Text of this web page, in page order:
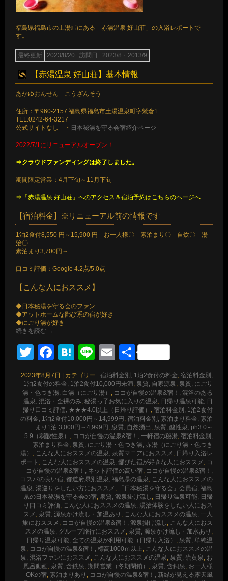
福島県福島市の土湯峠にある「赤湯温泉 好山荘」の入浴レポートで
す。
最終更新 2023/8/20 訪問日 2023/8・2013/9
【赤湯温泉 好山荘】基本情報
あかゆおんせん こうざんそう
住所：〒960-2157 福島県福島市土湯温泉町字鷲倉1
TEL:0242-64-3217
公式サイトなし ・ 日本秘湯を守る会宿紹介ページ
2022/7/1にリニューアルオープン！
⇒クラウドファンディングは終了しました。
期間限定営業：4月下旬～11月下旬
⇒「赤湯温泉 好山荘」へのアクセス＆宿泊予約はこちらのページへ
【宿泊料金】※リニューアル前の情報です
1泊2食付8,550 円～15,900 円 お一人様〇 素泊まり〇 自炊〇 湯
治〇
素泊まり3,700円～
口コミ評価：Google 4.2点/5.0点
【こんな人におススメ】
◆日本秘湯を守る会のファン
◆アットホームな鄙び系の宿が好き
◆にごり湯が好き
続きを読む →
TwitterFacebook
Hatena
LineEmail
共
有
2023年8月7日 | カテゴリー : 宿泊料金別, 1泊2食付の料金 宿泊料金別,
1泊2食付の料金, 1泊2食付10,000円未満 泉質, 自家源泉 泉質, にごり
湯・色つき湯, 白湯（にごり湯）
ココが自慢の温泉&宿！, 混浴のある
温泉, 混浴・全裸のみ 秘湯っ子お気に入りの温泉
日帰り温泉可能, 日
帰り口コミ評価, ★★★4.0以上（日帰り評価）
宿泊料金別, 1泊2食付
の料金, 1泊2食付10,000円～14,999円 宿泊料金別, 素泊まり料金, 素泊
まり1泊 3,000円～4,999円 泉質, 自然湧出
泉質, 酸性泉, ph3.0～
5.9（弱酸性泉）
ココが自慢の温泉&宿！, 一軒宿の秘湯 宿泊料金別,
素泊まり料金 泉質, にごり湯・色つき湯, 赤湯（にごり湯・色つき
湯）
こんな人におススメの温泉, 泉質マニアにおススメ
日帰り入浴レ
ポート
こんな人におススメの温泉, 鄙びた宿が好きな人におススメ
コ
コが自慢の温泉&宿！, ネット評価の高い宿 ココが自慢の温泉&宿！,
コスパの良い宿 都道府県別温泉, 福島県の温泉
こんな人におススメの
温泉, 湯巡りをしたい方におススメ
「日本秘湯を守る会」会員宿, 福島
県の日本秘湯を守る会の宿 泉質, 源泉掛け流し
日帰り温泉可能, 日帰
り口コミ評価
こんな人におススメの温泉, 湯治体験をしたい人におス
スメ
泉質, 源泉かけ流し・加温あり
こんな人におススメの温泉, 一人
旅におススメ
ココが自慢の温泉&宿！, 源泉掛け流し
こんな人におス
スメの温泉, グループ旅行におススメ
泉質, 源泉かけ流し・加水あり
日帰り温泉可能, 全ての温泉が利用可能（日帰り入浴）
泉質, 単純温
泉
ココが自慢の温泉&宿！, 標高1000ｍ以上
こんな人におススメの温
泉, 混浴ファンにおススメ
こんな人におススメの温泉 泉質, 硫黄泉 お
風呂動画 泉質, 含鉄泉 期間営業（冬期閉鎖） 泉質, 含銅泉 お一人様
OKの宿 素泊まりあり
ココが自慢の温泉&宿！, 新緑が見える露天風